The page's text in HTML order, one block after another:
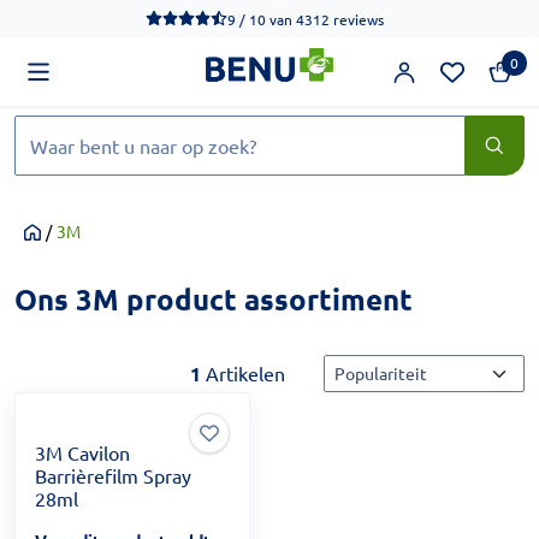
We werken momenteel hard aan het verbeteren van de
9 / 10van 4312 reviews
0
Home
/ 3M
Ons 3M product assortiment
1 Artikelen Sorteermethode
3M Cavilon
Barrièrefilm Spray
28ml